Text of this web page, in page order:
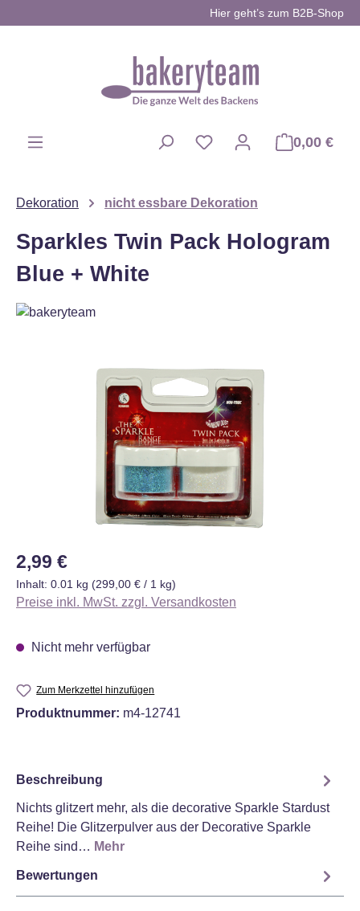
Hier geht’s zum B2B-Shop
0,00 €
Dekoration nicht essbare Dekoration
Sparkles Twin Pack Hologram
Blue + White
Regulärer Preis:
2,99 €
Inhalt: 0.01 kg (299,00 € / 1 kg)
Preise inkl. MwSt. zzgl. Versandkosten
Nicht mehr verfügbar
Zum Merkzettel hinzufügen
Produktnummer: m4-12741
Beschreibung
Nichts glitzert mehr, als die decorative Sparkle Stardust
Reihe! Die Glitzerpulver aus der Decorative Sparkle
Reihe sind… Mehr
Bewertungen